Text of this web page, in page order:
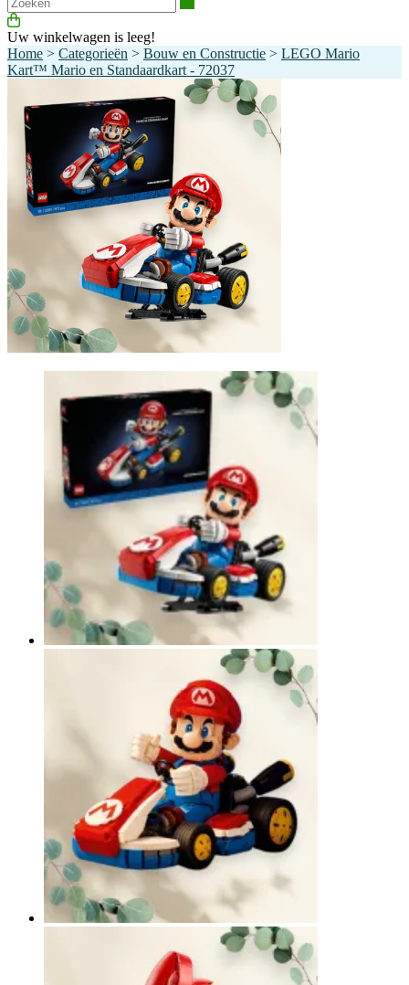
Uw winkelwagen is leeg!
Home > Categorieën > Bouw en Constructie > LEGO Mario
Kart™ Mario en Standaardkart - 72037